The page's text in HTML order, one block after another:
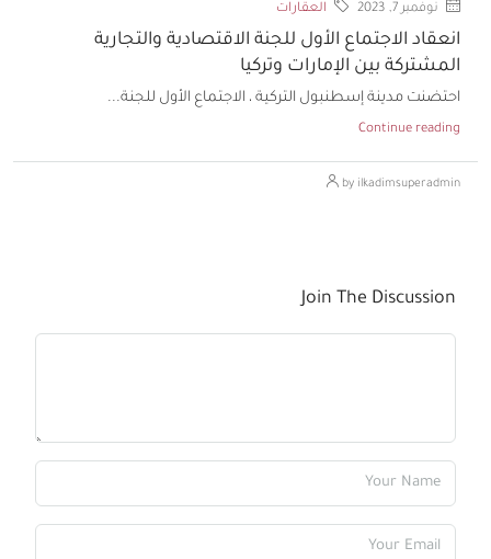
نوفمبر 7, 2023 العقارات
انعقاد الاجتماع الأول للجنة الاقتصادية والتجارية
المشتركة بين الإمارات وتركيا
احتضنت مدينة إسطنبول التركية ، الاجتماع الأول للجنة...
Continue reading
by ilkadimsuperadmin
Join The Discussion